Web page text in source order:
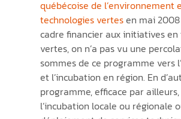
québécoise de l’environnement
technologies vertes en mai
cadre financier aux initiatives
vertes, on n’a pas vu une
sommes de ce programme vers
et l’incubation en région. En
programme, efficace par ailleurs,
l’incubation locale ou régionale